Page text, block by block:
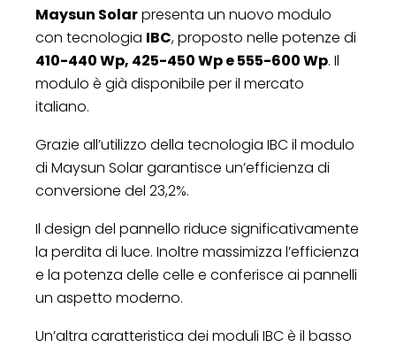
Maysun Solarpresenta un nuovo modulo
con tecnologia IBC, proposto nelle potenze di
410-440 Wp, 425-450 Wp e 555-600 Wp. Il
modulo è già disponibile per il mercato
italiano.
Grazie all’utilizzo della tecnologia IBC il modulo
di Maysun Solar garantisce un’efficienza di
conversione del 23,2%.
Il design del pannello riduce significativamente
la perdita di luce. Inoltre massimizza l’efficienza
e la potenza delle celle e conferisce ai pannelli
un aspetto moderno.
Un’altra caratteristica dei moduli IBC è il basso